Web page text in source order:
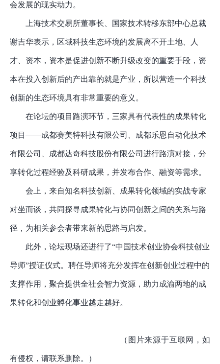
会发展的现实动力。
上海技术交易所董事长、国家技术转移东部中心总裁
谢吉华表示，区域科技生态环境的发展离不开土地、人
才、资本，资本是促进创新不断升级改变的重要手段，资
本在投入创新后的产出靠的就是产业，所以营造一个科技
创新的生态环境具有非常重要的意义。
在论坛的项目路演环节，三家具有代表性的成果转化
项目 ——成都赛美特科技有限公司、成都乐恩自动化技术
有限公司、成都达奇科技股份有限公司进行路演对接，分
享转化过程经验及科研成果，并发布合作、融资等需求。
会上，来自知名科技创新、成果转化领域的实战专家
对坐而谈，共同探寻成果转化与协同创新之间的关系与路
径，为相关参会者带来新的思路与启发。
此外，论坛现场还进行了“中国技术创业协会科技创业
导师”授证仪式。聘任导师将充分发挥在创新创业过程中的
支撑作用，聚合提供全社会智力资源，助力成渝两地的成
果转化和创业孵化事业越走越好。
（图片来源于互联网，如
有侵权，请联系删除。）